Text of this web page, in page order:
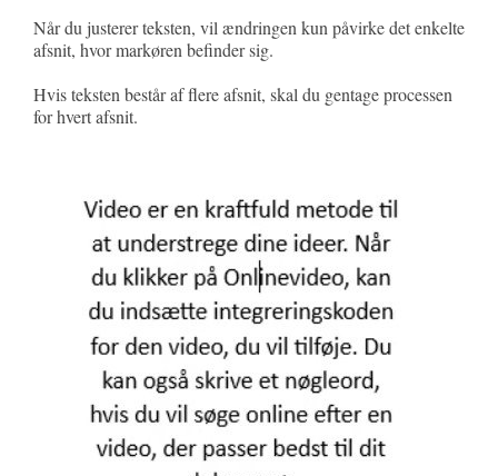
Når du justerer teksten, vil ændringen kun påvirke det enkelte
afsnit, hvor markøren befinder sig.
Hvis teksten består af flere afsnit, skal du gentage processen
for hvert afsnit.